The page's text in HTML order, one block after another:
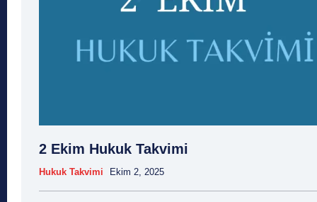
2 Ekim Hukuk Takvimi
Hukuk Takvimi Ekim 2, 2025